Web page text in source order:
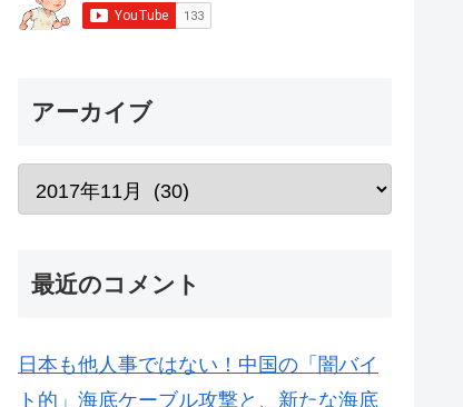
アーカイブ
最近のコメント
日本も他人事ではない！中国の「闇バイ
ト的」海底ケーブル攻撃と、新たな海底